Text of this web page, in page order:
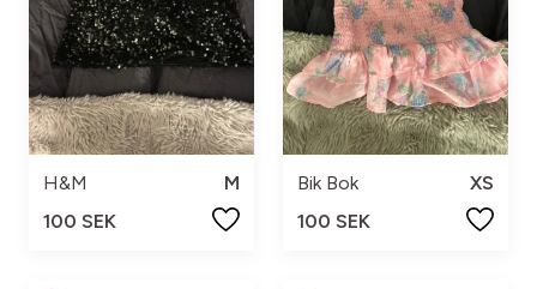
H&M
M
100 SEK
Bik Bok
XS
100 SEK